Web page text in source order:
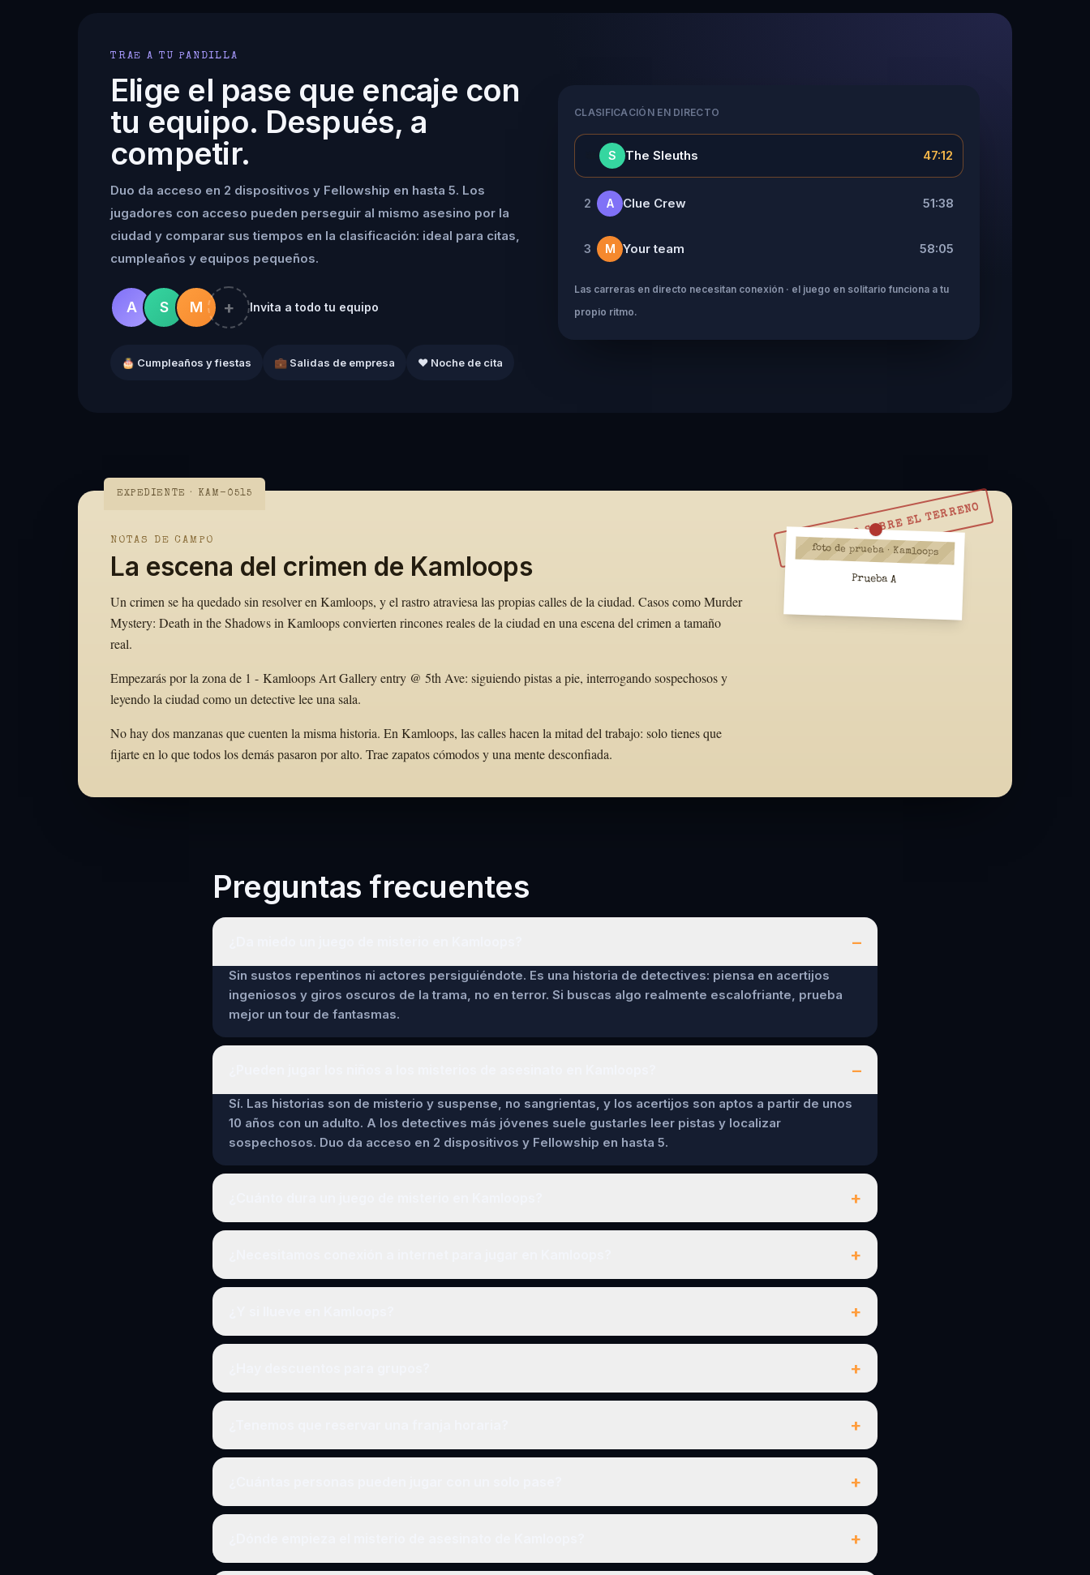
TRAE A TU PANDILLA
Elige el pase que encaje con
tu equipo. Después, a
competir.
Duo da acceso en 2 dispositivos y Fellowship en hasta 5. Los
jugadores con acceso pueden perseguir al mismo asesino por la
ciudad y comparar sus tiempos en la clasificación: ideal para citas,
cumpleaños y equipos pequeños.
A S M + Invita a todo tu equipo
🎂 Cumpleaños y fiestas 💼 Salidas de empresa ❤️ Noche de cita
CLASIFICACIÓN EN DIRECTO
S The Sleuths 47:12
2 A Clue Crew 51:38
3 M Your team 58:05
Las carreras en directo necesitan conexión · el juego en solitario funciona a tu
propio ritmo.
EXPEDIENTE · KAM-0515
RESUÉLVELO SOBRE EL TERRENO
NOTAS DE CAMPO
La escena del crimen de Kamloops
Un crimen se ha quedado sin resolver en Kamloops, y el rastro atraviesa las propias calles de la ciudad. Casos como Murder
Mystery: Death in the Shadows in Kamloops convierten rincones reales de la ciudad en una escena del crimen a tamaño
real.
Empezarás por la zona de 1 - Kamloops Art Gallery entry @ 5th Ave: siguiendo pistas a pie, interrogando sospechosos y
leyendo la ciudad como un detective lee una sala.
No hay dos manzanas que cuenten la misma historia. En Kamloops, las calles hacen la mitad del trabajo: solo tienes que
fijarte en lo que todos los demás pasaron por alto. Trae zapatos cómodos y una mente desconfiada.
foto de prueba · Kamloops
Prueba A
Preguntas frecuentes
–
Sin sustos repentinos ni actores persiguiéndote. Es una historia de detectives: piensa en acertijos
ingeniosos y giros oscuros de la trama, no en terror. Si buscas algo realmente escalofriante, prueba
mejor un tour de fantasmas.
–
Sí. Las historias son de misterio y suspense, no sangrientas, y los acertijos son aptos a partir de unos
10 años con un adulto. A los detectives más jóvenes suele gustarles leer pistas y localizar
sospechosos. Duo da acceso en 2 dispositivos y Fellowship en hasta 5.
+
+
+
+
+
+
+